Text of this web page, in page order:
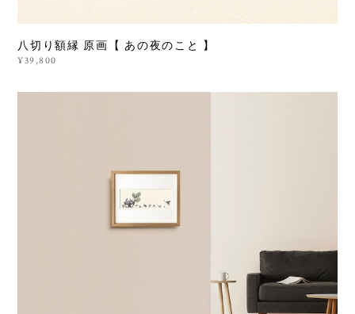
八切り額縁 原画【 あの夜のこと 】
¥39,800